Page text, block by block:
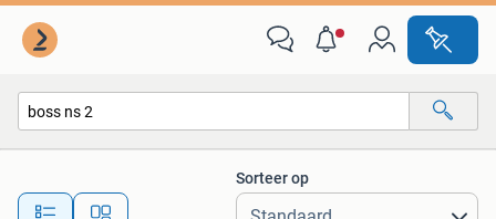
Alle afstanden…
Sorteer op